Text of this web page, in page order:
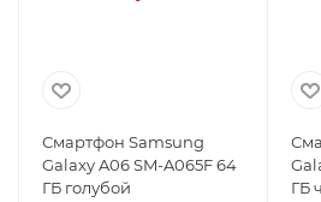
Смартфон Samsung
Galaxy A06 SM-A065F 64
ГБ голубой
ГБ